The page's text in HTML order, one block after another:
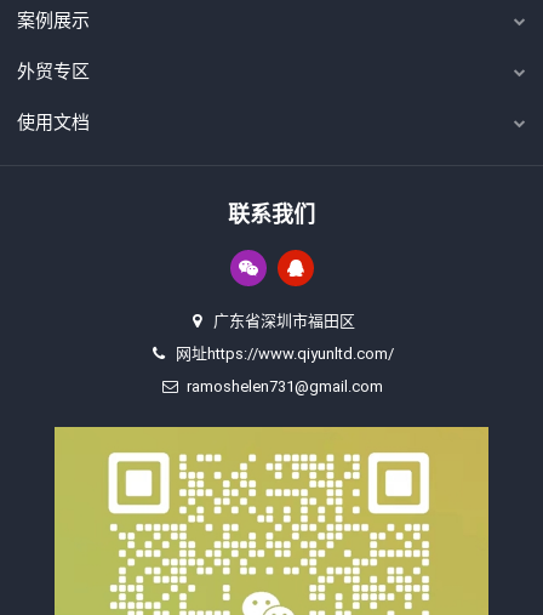
案例展示
外贸专区
使用文档
联系我们
广东省深圳市福田区
网址https://www.qiyunltd.com/
ramoshelen731@gmail.com